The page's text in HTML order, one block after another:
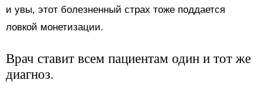
и увы, этот болезненный страх тоже поддается
ловкой монетизации.
Врач ставит всем пациентам один и тот же
диагноз.